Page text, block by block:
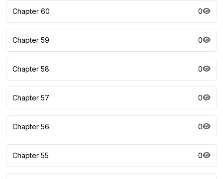
Chapter 60 0
Chapter 59 0
Chapter 58 0
Chapter 57 0
Chapter 56 0
Chapter 55 0